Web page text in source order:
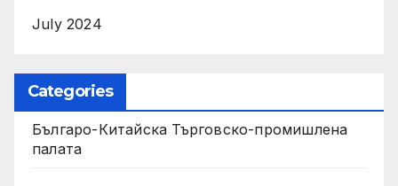
July 2024
Categories
Българо-Китайска Търговско-промишлена
палaта